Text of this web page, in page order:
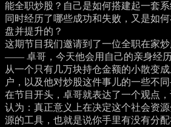
能全职炒股？自己是如何搭建起一套
同时经历了哪些成功和失败，又是如
盘并提升的？
这期节目我们邀请到了一位全职在家
—— 卓哥，今天他会用自己的亲身经
从一个只有几万块持仓金额的小散变
户，以及他对炒股这件事儿的一些不同
在节目开头，卓哥就表达了一个观点
认为：真正意义上在决定这个社会资
源的工具，也就是说你手里有没有分